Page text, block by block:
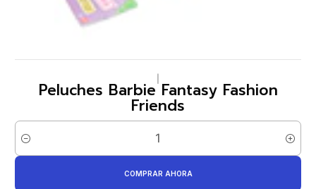
Peluches Barbie Fantasy Fashion
Friends
Cantidad
COMPRAR AHORA